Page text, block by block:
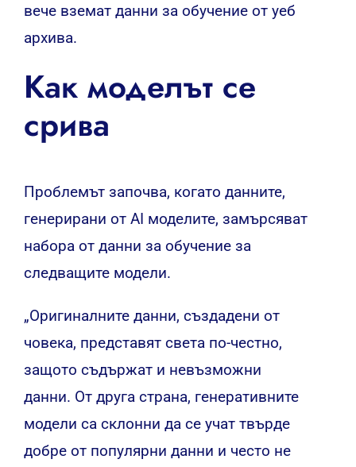
вече вземат данни за обучение от уеб
архива.
Как моделът се
срива
Проблемът започва, когато данните,
генерирани от AI моделите, замърсяват
набора от данни за обучение за
следващите модели.
„Оригиналните данни, създадени от
човека, представят света по-честно,
защото съдържат и невъзможни
данни. От друга страна, генеративните
модели са склонни да се учат твърде
добре от популярни данни и често не